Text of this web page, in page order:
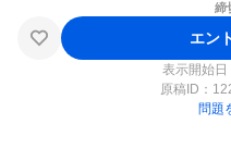
締
エン
表示開始日
原稿ID：
問題